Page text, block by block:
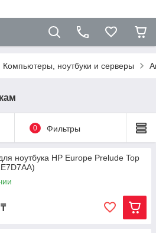
Компьютеры, ноутбуки и серверы
0 Фильтры
ноутбука HP Europe Prelude Top
₸